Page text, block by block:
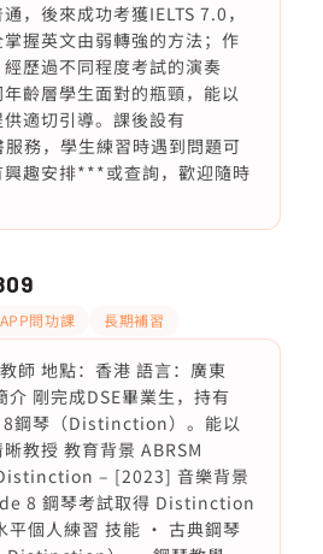
，後來成功考獲IELTS 7.0，
握英文由弱轉強的方法；作
歷過不同程度考試的演奏
齡層學生面對的瓶頸，能以
適切引導。課後設有
務，學生練習時遇到問題可
興趣安排***或查詢，歡迎隨時
問功課 長期補習
師 地點：香港 語言：廣東
介 剛完成DSE畢業生，持有
8鋼琴（Distinction）。能以
教授 教育背景 ABRSM
– [2023] 音樂背景
8 鋼琴考試取得 Distinction
平個人練習 技能 • 古典鋼琴